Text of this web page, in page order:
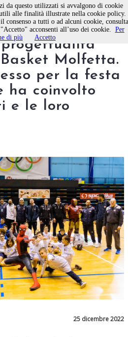
sempre più al
Molfetta.
per la festa
ha coinvolto
e le loro
25 dicembre 2022
da questo utilizzati si avvalgono di cookie
alle finalità illustrate nella cookie policy.
consenso a tutti o ad alcuni cookie, consulta
acconsenti all’uso dei cookie. Per
di più
Accetto